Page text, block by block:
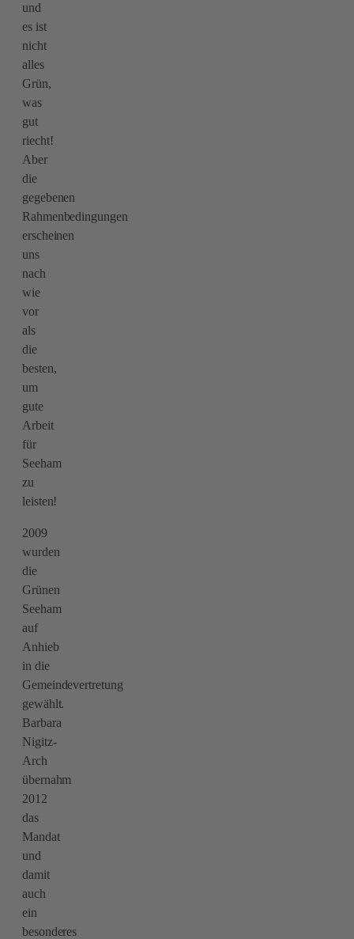
und
es ist
nicht
alles
Grün,
was
gut
riecht!
Aber
die
gegebenen
Rahmenbedingungen
erscheinen
uns
nach
wie
vor
als
die
besten,
um
gute
Arbeit
für
Seeham
zu
leisten!
2009
wurden
die
Grünen
Seeham
auf
Anhieb
in die
Gemeindevertretung
gewählt.
Barbara
Nigitz-
Arch
übernahm
2012
das
Mandat
und
damit
auch
ein
besonderes